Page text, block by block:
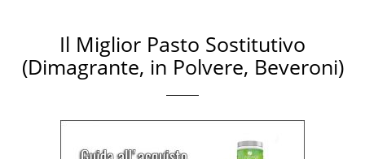
Il Miglior Pasto Sostitutivo
(Dimagrante, in Polvere, Beveroni)